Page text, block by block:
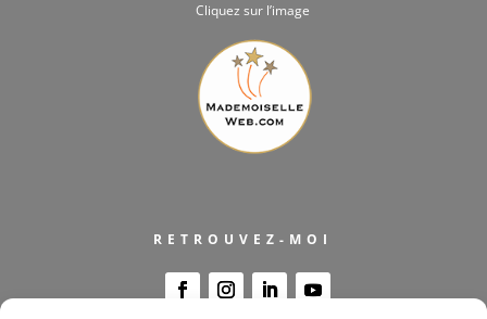
Cliquez sur l’image
RETROUVEZ-MOI